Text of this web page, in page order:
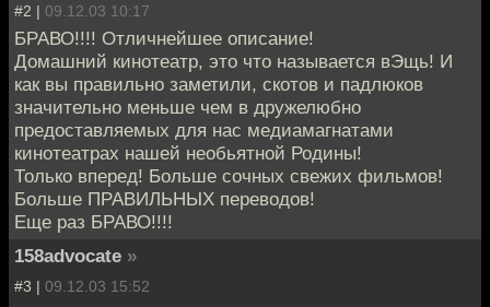
#2 | 09.12.03 10:17
БРАВО!!!! Отличнейшее описание!
Домашний кинотеатр, это что называется вЭщь! И
как вы правильно заметили, скотов и падлюков
значительно меньше чем в дружелюбно
предоставляемых для нас медиамагнатами
кинотеатрах нашей необьятной Родины!
Только вперед! Больше сочных свежих фильмов!
Больше ПРАВИЛЬНЫХ переводов!
Еще раз БРАВО!!!!
158advocate »
#3 | 09.12.03 15:52